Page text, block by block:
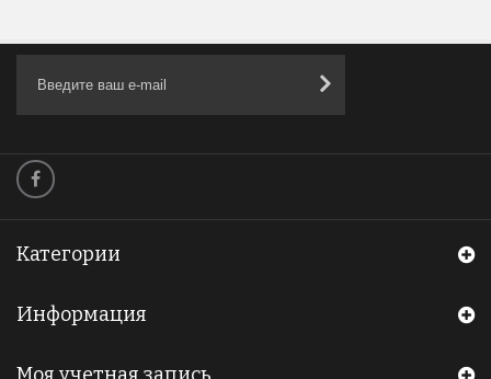
Категории
Информация